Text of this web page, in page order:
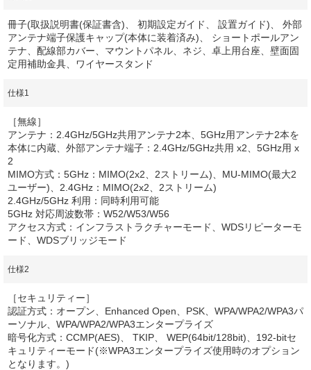
冊子(取扱説明書(保証書含)、 初期設定ガイド、 設置ガイド)、 外部
アンテナ端子保護キャップ(本体に装着済み)、 ショートポールアン
テナ、配線部カバー、マウントパネル、ネジ、卓上用台座、壁面固
定用補助金具、ワイヤースタンド
仕様1
［無線］
アンテナ：2.4GHz/5GHz共用アンテナ2本、5GHz用アンテナ2本を
本体に内蔵、外部アンテナ端子：2.4GHz/5GHz共用 x2、5GHz用 x
2
MIMO方式：5GHz：MIMO(2x2、2ストリーム)、MU-MIMO(最大2
ユーザー)、2.4GHz：MIMO(2x2、2ストリーム)
2.4GHz/5GHz 利用：同時利用可能
5GHz 対応周波数帯：W52/W53/W56
アクセス方式：インフラストラクチャーモード、WDSリピーターモ
ード、WDSブリッジモード
仕様2
［セキュリティー］
認証方式：オープン、Enhanced Open、PSK、WPA/WPA2/WPA3パ
ーソナル、WPA/WPA2/WPA3エンタープライズ
暗号化方式：CCMP(AES)、 TKIP、 WEP(64bit/128bit)、192-bitセ
キュリティーモード(※WPA3エンタープライズ使用時のオプション
となります。)